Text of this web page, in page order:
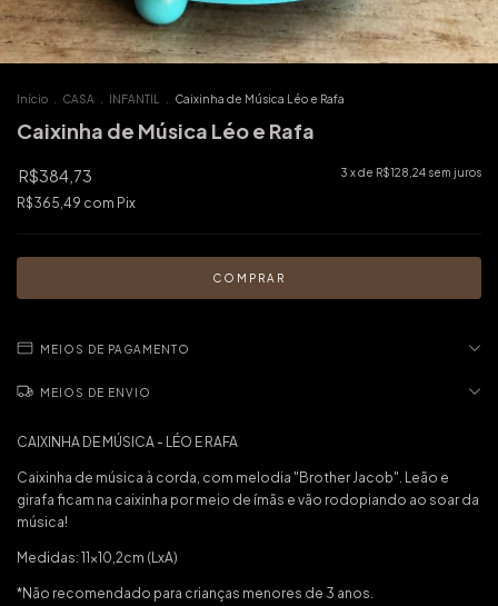
Início CASA INFANTIL Caixinha de Música Léo e Rafa
Caixinha de Música Léo e Rafa
R$384,73 3 x de R$128,24 sem juros
R$365,49 com Pix
MEIOS DE PAGAMENTO
MEIOS DE ENVIO
CAIXINHA DE MÚSICA - LÉO E RAFA
Caixinha de música à corda, com melodia "Brother Jacob". Leão e
girafa ficam na caixinha por meio de ímãs e vão rodopiando ao soar da
música!
Medidas: 11x10,2cm (LxA)
*Não recomendado para crianças menores de 3 anos.